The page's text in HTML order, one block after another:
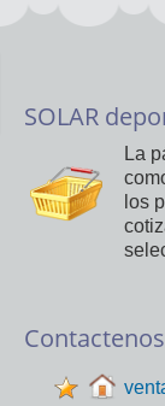
SOLAR
La
los
Contactenos